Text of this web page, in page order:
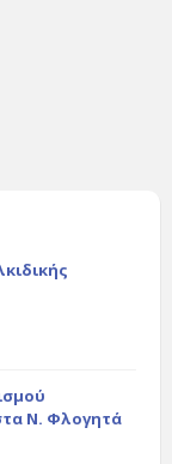
Ν. Φλογητά